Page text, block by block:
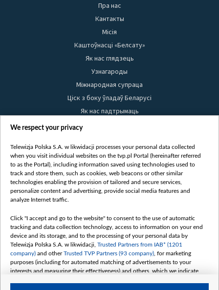
Пра нас
Кантакты
Місія
Каштоўнасці «Белсату»
Як нас глядзець
Узнагароды
Міжнародная супраца
Ціск з боку ўладаў Беларусі
Як нас падтрымаць
Правілы выкарыстання матэрыялаў
Бяспека
Youtube
Белсат news
Белсат Shorts
Жэстачайшы мульт
Belsat English
Biełsat PL
Белсат Now
Белсат History
Белсат Music
We respect your privacy
Telewizja Polska S.A. w likwidacji processes your personal data collected
when you visit individual websites on the tvp.pl Portal (hereinafter referred
to as the Portal), including information saved using technologies used to
track and store them, such as cookies, web beacons or other similar
technologies enabling the provision of tailored and secure services,
personalize content and advertising, provide social media features and
analyze Internet traffic.
Click "I accept and go to the website" to consent to the use of automatic
tracking and data collection technology, access to information on your end
device and its storage, and to the processing of your personal data by
Telewizja Polska S.A. w likwidacji, Trusted Partners from IAB* (1201
company) and otherTrusted TVP Partners (93 company) , for marketing
purposes (including for automated matching of advertisements to your
interests and measuring their effectiveness) and others, which we indicate